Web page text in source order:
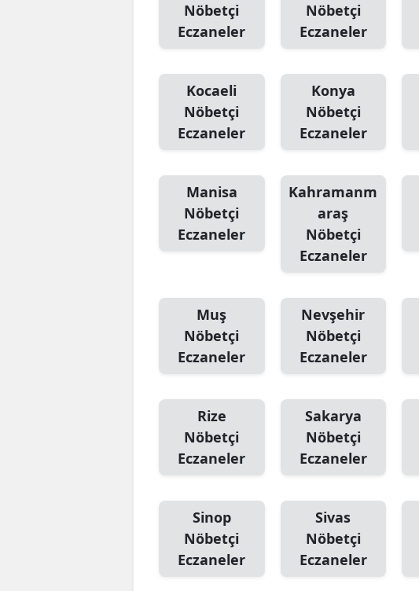
Nöbetçi
Eczaneler
Nöbetçi
Eczaneler
Kocaeli
Nöbetçi
Eczaneler
Konya
Nöbetçi
Eczaneler
Manisa
Nöbetçi
Eczaneler
Kahramanm
araş
Nöbetçi
Eczaneler
Muş
Nöbetçi
Eczaneler
Nevşehir
Nöbetçi
Eczaneler
Rize
Nöbetçi
Eczaneler
Sakarya
Nöbetçi
Eczaneler
Sinop
Nöbetçi
Eczaneler
Sivas
Nöbetçi
Eczaneler